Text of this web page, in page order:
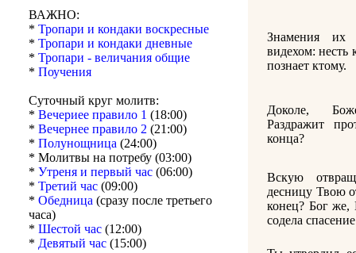
ВАЖНО:
* Тропари и кондаки воскресные
* Тропари и кондаки дневные
* Тропари - величания общие
* Поучения
Суточный круг молитв:
* Вечериее правило 1 (18:00)
* Вечернее правило 2 (21:00)
* Полунощница (24:00)
* Молитвы на потребу (03:00)
* Утреня и первый час (06:00)
* Третий час (09:00)
* Обедница (сразу после третьего
часа)
* Шестой час (12:00)
* Девятый час (15:00)
Знамения их
видехом: несть
познает ктому.
Доколе,
Раздражит
конца?
Вскую
десницу Твою
конец? Бог же,
содела